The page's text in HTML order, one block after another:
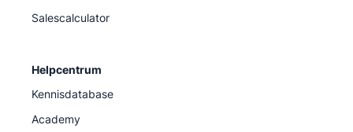
Salescalculator
Helpcentrum
Kennisdatabase
Academy